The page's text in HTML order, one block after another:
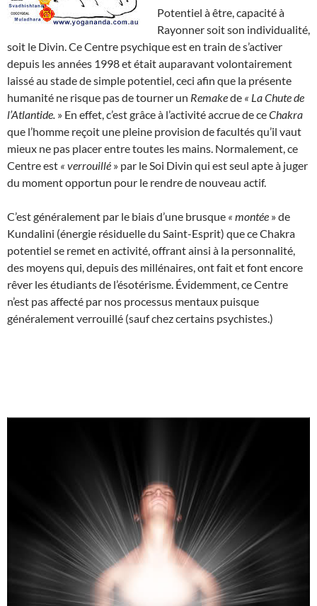
Potentiel à être, capacité à
Rayonner soit son individualité,
soit le Divin. Ce Centre psychique est en train de s’activer
depuis les années 1998 et était auparavant volontairement
laissé au stade de simple potentiel, ceci afin que la présente
humanité ne risque pas de tourner un Remakede « La Chute de
l’Atlantide. » En effet, c’est grâce à l’activité accrue de ceChakra
que l’homme reçoit une pleine provision de facultés qu’il vaut
mieux ne pas placer entre toutes les mains. Normalement, ce
Centre est « verrouillé » par le Soi Divin qui est seul apte à juger
du moment opportun pour le rendre de nouveau actif.
C’est généralement par le biais d’une brusque « montée » de
Kundalini (énergie résiduelle du Saint-Esprit) que ce Chakra
potentiel se remet en activité, offrant ainsi à la personnalité,
des moyens qui, depuis des millénaires, ont fait et font encore
rêver les étudiants de l’ésotérisme. Évidemment, ce Centre
n’est pas affecté par nos processus mentaux puisque
généralement verrouillé (sauf chez certains psychistes.)